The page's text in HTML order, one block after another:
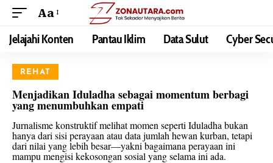
Aa
Jelajahi Konten Pantau Iklim Data Sulut Cyber
REHAT
Menjadikan Iduladha sebagai momentum berbagi
yang menumbuhkan empati
Jurnalisme konstruktif melihat momen seperti Iduladha bukan
hanya dari sisi perayaan atau data jumlah hewan kurban, tetapi
dari nilai yang lebih besar—yakni bagaimana perayaan ini
mampu mengisi kekosongan sosial yang selama ini ada.